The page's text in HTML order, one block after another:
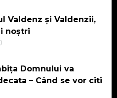
Valdenz și Valdenzii,
noștri
Domnului va
– Când se vor citi